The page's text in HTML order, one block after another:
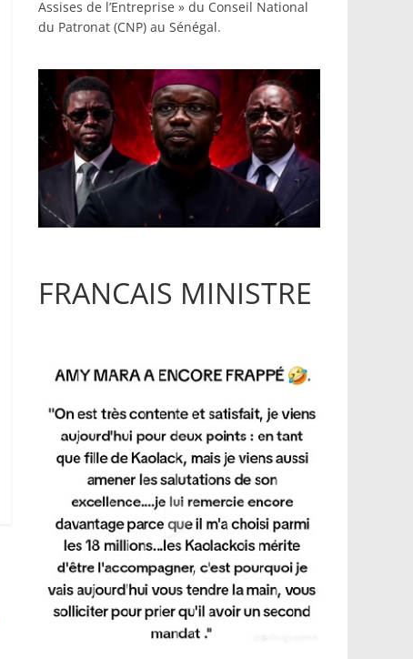
Assises de l’Entreprise » du Conseil National
du Patronat (CNP) au Sénégal.
FRANCAIS MINISTRE